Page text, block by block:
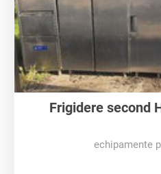
Frigidere second
echipamente